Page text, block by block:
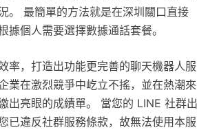
。 最簡單的方法就是在深圳關口直接
據個人需要選擇數據通話套餐。
率，打造出功能更完善的聊天機器人服
業在激烈競爭中屹立不搖，並在熱潮來
出亮眼的成績單。 當您的 LINE 社群出
已違反社群服務條款，故無法使用本服